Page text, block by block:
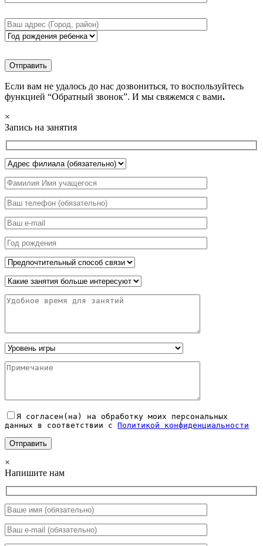
Если вам не удалось до нас дозвониться, то воспользуйтесь
функцией “Обратный звонок”. И мы свяжемся с вами.
×
Запись на занятия
Я согласен(на) на обработку моих персональных
данных в соответствии с Политикой конфиденциальности
×
Напишите нам